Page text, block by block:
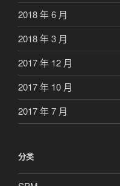
2018 年 6 月
2018 年 3 月
2017 年 12 月
2017 年 10 月
2017 年 7 月
分类